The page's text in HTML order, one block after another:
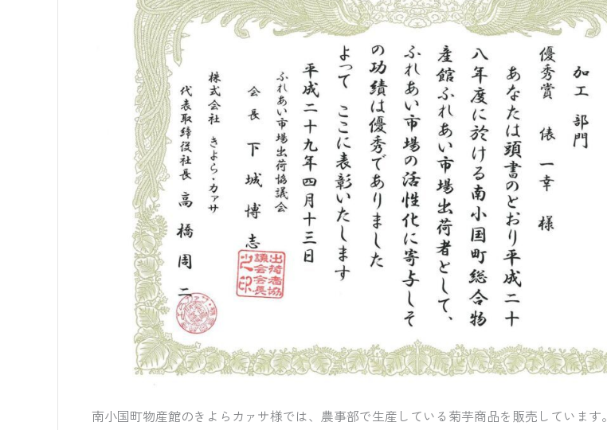
南小国町物産館のきよらカァサ様では、農事部で生産している菊芋商品を販売しています。